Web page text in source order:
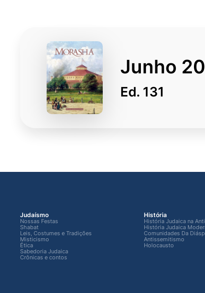
Junho
Ed. 131
Judaísmo
Nossas Festas
Shabat
Leis, Costumes e Tradições
Misticismo
Ética
Sabedoria Judaica
Crônicas e contos
História
História Judaica na
História Judaica
Comunidades Da
Antissemitismo
Holocausto